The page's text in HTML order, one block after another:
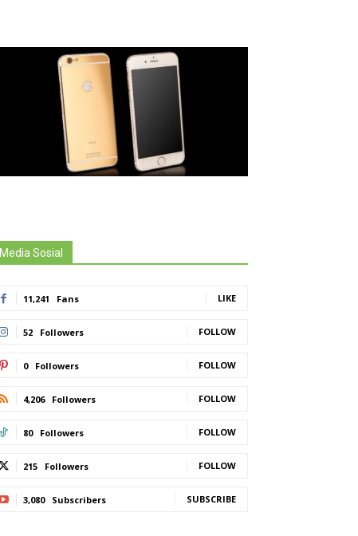
Media Sosial
11,241 Fans LIKE
52 Followers FOLLOW
0 Followers FOLLOW
4,206 Followers FOLLOW
80 Followers FOLLOW
215 Followers FOLLOW
3,080 Subscribers SUBSCRIBE